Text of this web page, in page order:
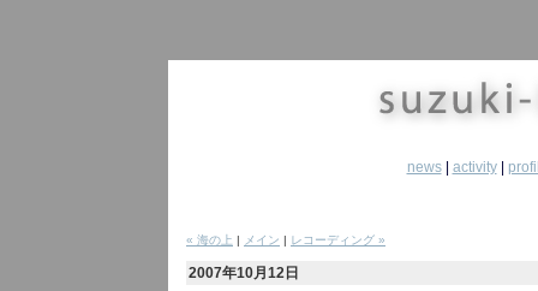
news| activity|
« 海の上 | メイン | レコーディング »
2007年10月12日